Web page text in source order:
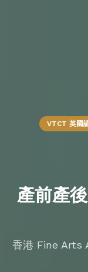
VTCT 英國
產前產
香港 Fine Arts